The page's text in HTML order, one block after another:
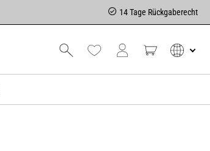
14 Tage Rückgaberecht